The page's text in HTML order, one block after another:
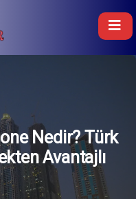
Nedir? Türk
Avantajlı